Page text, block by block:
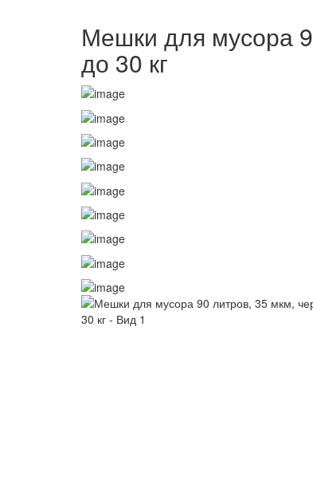
Мешки для мусора
до 30 кг